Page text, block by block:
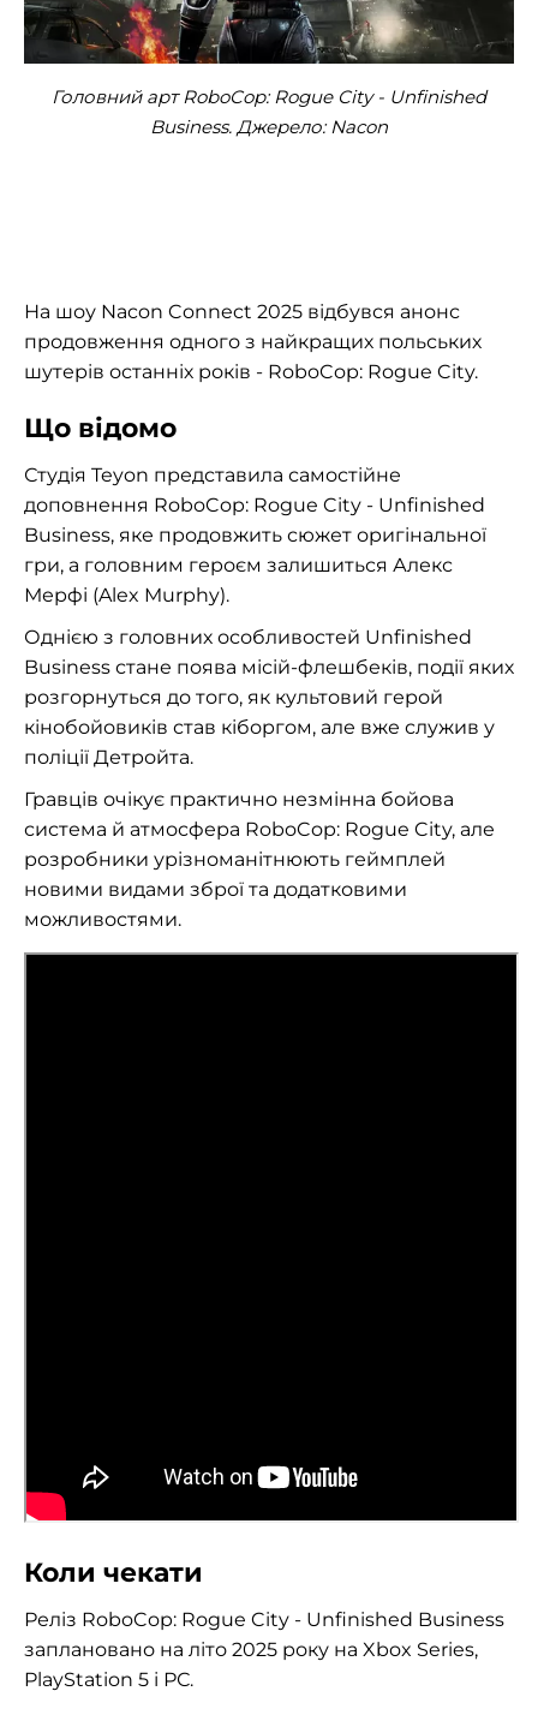
Головний арт RoboCop: Rogue City - Unfinished
Business. Джерело: Nacon
На шоу Nacon Connect 2025 відбувся анонс
продовження одного з найкращих польських
шутерів останніх років - RoboCop: Rogue City.
Що відомо
Студія Teyon представила самостійне
доповнення RoboCop: Rogue City - Unfinished
Business, яке продовжить сюжет оригінальної
гри, а головним героєм залишиться Алекс
Мерфі (Alex Murphy).
Однією з головних особливостей Unfinished
Business стане поява місій-флешбеків, події яких
розгорнуться до того, як культовий герой
кінобойовиків став кіборгом, але вже служив у
поліції Детройта.
Гравців очікує практично незмінна бойова
система й атмосфера RoboCop: Rogue City, але
розробники урізноманітнюють геймплей
новими видами зброї та додатковими
можливостями.
Коли чекати
Реліз RoboCop: Rogue City - Unfinished Business
заплановано на літо 2025 року на Xbox Series,
PlayStation 5 і РС.